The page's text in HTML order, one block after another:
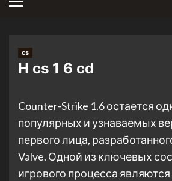
меню
cs
H cs 1 6 cd
Counter-Strike 1.6 остается
популярных и узнаваемых
первого лица,
Valve. Одной из ключевых
игрового процесса являются